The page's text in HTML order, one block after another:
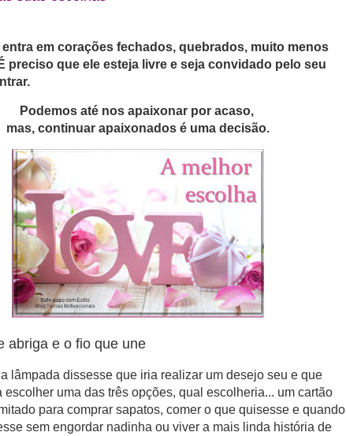
entra em corações fechados, quebrados, muito menos
preciso que ele esteja livre e seja convidado pelo seu
Podemos até nos apaixonar por acaso,
mas, continuar apaixonados é uma decisão.
abriga e o fio que une
lâmpada dissesse que iria realizar um desejo seu e que
escolher uma das três opções, qual escolheria... um cartão
para comprar sapatos, comer o que quisesse e quando
sem engordar nadinha ou viver a mais linda história de